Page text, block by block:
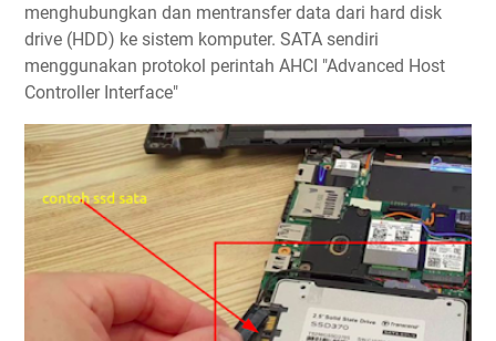
menghubungkan dan mentransfer data dari hard disk
drive (HDD) ke sistem komputer. SATA sendiri
menggunakan protokol perintah AHCI "Advanced Host
Controller Interface"